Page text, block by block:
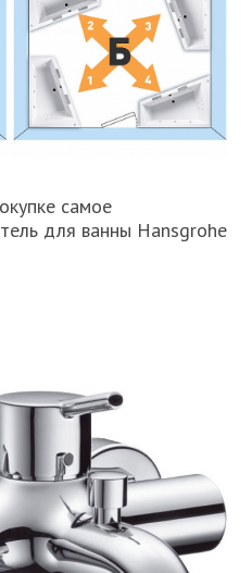
самое
для ванны Hansgrohe